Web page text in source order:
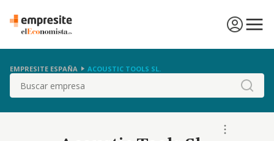
EMPRESITE ESPAÑA ACOUSTIC TOOLS SL.
Buscar